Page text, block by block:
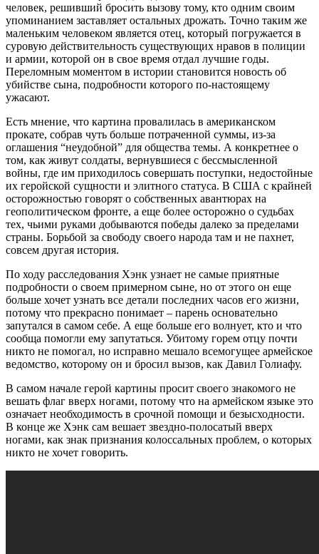
человек, решивший бросить вызову тому, кто одним своим
упоминанием заставляет остальных дрожать. Точно таким же
маленьким человеком является отец, который погружается в
суровую действительность существующих нравов в полиции
и армии, которой он в свое время отдал лучшие годы.
Переломным моментом в истории становится новость об
убийстве сына, подробности которого по-настоящему
ужасают.
Есть мнение, что картина провалилась в американском
прокате, собрав чуть больше потраченной суммы, из-за
оглашения “неудобной” для общества темы. А конкретнее о
том, как живут солдаты, вернувшиеся с бессмысленной
войны, где им приходилось совершать поступки, недостойные
их геройской сущности и элитного статуса. В США с крайней
осторожностью говорят о собственных авантюрах на
геополитическом фронте, а еще более осторожно о судьбах
тех, чьими руками добываются победы далеко за пределами
страны. Борьбой за свободу своего народа там и не пахнет,
совсем другая история.
По ходу расследования Хэнк узнает не самые приятные
подробности о своем примерном сыне, но от этого он еще
больше хочет узнать все детали последних часов его жизни,
потому что прекрасно понимает – парень основательно
запутался в самом себе. А еще больше его волнует, кто и что
сообща помогли ему запутаться. Убитому горем отцу почти
никто не помогал, но исправно мешало всемогущее армейское
ведомство, которому он и бросил вызов, как Давил Голиафу.
В самом начале герой картины просит своего знакомого не
вешать флаг вверх ногами, потому что на армейском языке это
означает необходимость в срочной помощи и безысходности.
В конце же Хэнк сам вешает звездно-полосатый вверх
ногами, как знак признания колоссальных проблем, о которых
никто не хочет говорить.